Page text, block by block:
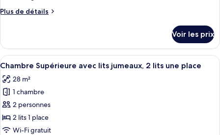
chambre :
très
grand
lit
Plus de détails
Plus
le
type
de
Chambre
Supérieure,
très
grand
lit
Voir les prix
Afficher
toutes
les
photos
pour
ce
type
Une chambre d’hôtel avec deux lits,
6
Chambre Supérieure avec lits jumeaux, 2 lits une place
28 m²
1 chambre
2 personnes
2 lits 1 place
Wi-Fi gratuit